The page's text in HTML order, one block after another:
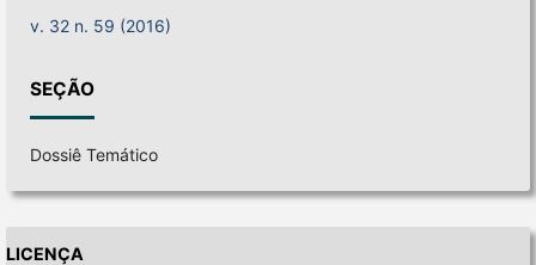
v. 32 n. 59 (2016)
SEÇÃO
Dossiê Temático
LICENÇA